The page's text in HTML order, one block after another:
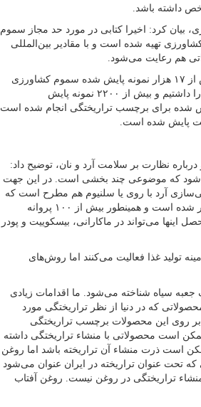
داشته باشد.
کرد: اخیرا کتابی در مورد حد مجاز سموم
تهیه شده است و با مقادیر بین‌المللی
هم رعایت می‌شود.
وی افزود: درخصوص برنامه‌های عملیاتی اداره کل غذا بیش از ۱۷ هزار نمونه پایش شده سموم کشاورزی
داشتیم. بیش از ۴۴ هزار نمونه پایش شده در سطح عرضه را داشتیم و بیش از ۲۲۰۰ نمونه پایش
انجام شده و بیش از ۲۷۰۰ مورد پایش شده برای برچسب تراریختگی انجام شده است
نظارت بر سلامت آرد و نان، توضیح داد:
که موضوعی چند بخشی است. در این جهت
آرد با روی یا سلنیوم هم مطرح است که
در حال حاضر حدود ۳۶۰ پروانه ساخت برای آرد کامل صادر شده است و همینطور بیش از ۱۰۰ پروانه
می‌تواند در ماکارانی، بیسکوییت و پودر
تولید غذا فعالیت می‌کنند اما روش‌های
جعبه سیاه شناخته می‌شود. ما اقدامات زیادی
که در دنیا از نظر تراریختگی مورد
بر روی این محصولات برچسب تراریختگی
است محصولاتی با منشاء تراریختگی داشته
است ذرت منشاء آن تراریخته باشد اما روغن
تحت عنوان تراریخته در ایران عنوان می‌شود
تراریختگی در روغن نیست. روغن آفتاب